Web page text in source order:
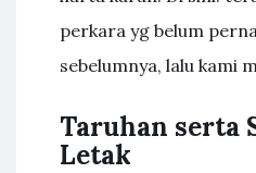
perkara yg belum
sebelumnya, lalu kami
Taruhan serta
Letak